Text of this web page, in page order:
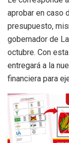
aprobar en caso
presupuesto,
gobernador de
octubre. Con
entregará a la
financiera para